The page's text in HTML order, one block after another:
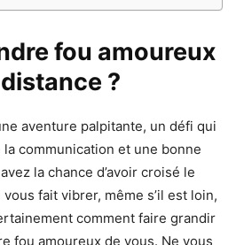
fou amoureux
?
aventure palpitante, un défi qui
communication et une bonne
la chance d’avoir croisé le
fait vibrer, même s’il est loin,
comment faire grandir
fou amoureux de vous. Ne vous